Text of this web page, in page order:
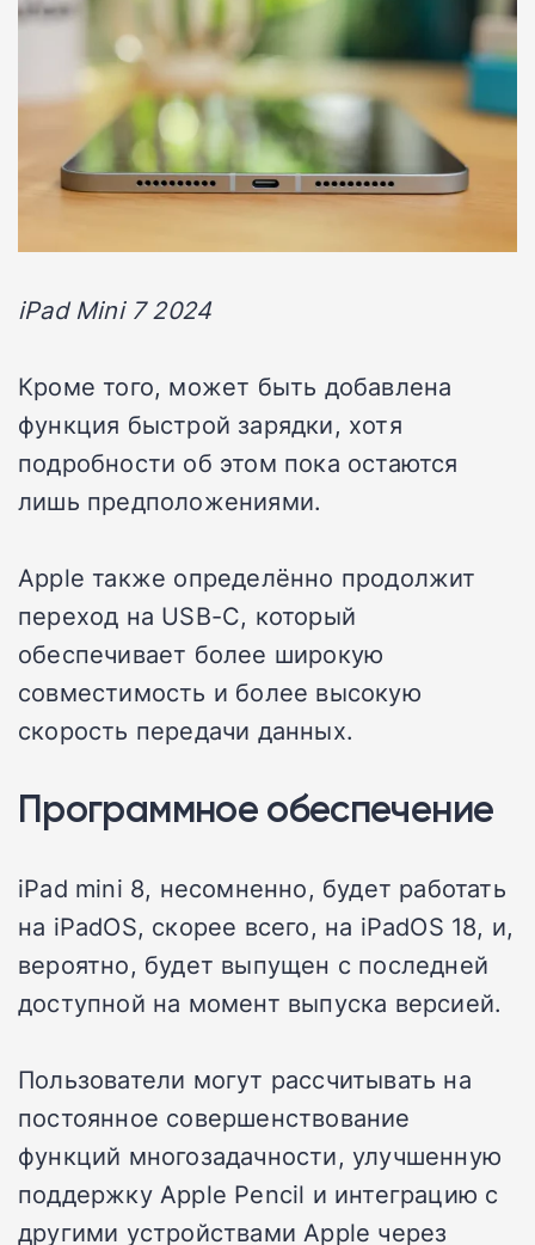
iPad Mini 7 2024
Кроме того, может быть добавлена
функция быстрой зарядки, хотя
подробности об этом пока остаются
лишь предположениями.
Apple также определённо продолжит
переход на USB-C, который
обеспечивает более широкую
совместимость и более высокую
скорость передачи данных.
Программное обеспечение
iPad mini 8, несомненно, будет работать
на iPadOS, скорее всего, на iPadOS 18, и,
вероятно, будет выпущен с последней
доступной на момент выпуска версией.
Пользователи могут рассчитывать на
постоянное совершенствование
функций многозадачности, улучшенную
поддержку Apple Pencil и интеграцию с
другими устройствами Apple через